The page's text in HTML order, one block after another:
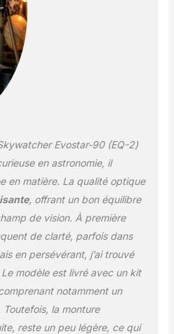
accessoires
Evostar-90 (EQ-2)
en astronomie, il
en matière. La qualité optique
, offrant un bon équilibre
de vision. À première
de clarté, parfois dans
en persévérant, j’ai trouvé
Le modèle est livré avec un kit
notamment un
la monture
reste un peu légère, ce qui